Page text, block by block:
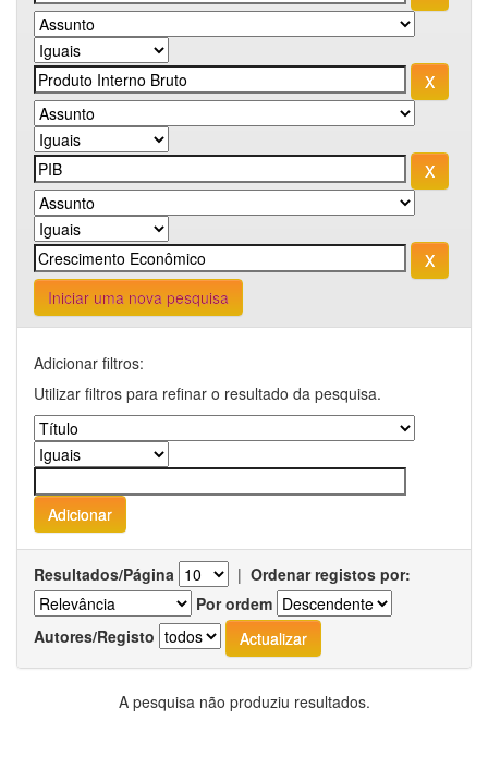
Iniciar uma nova pesquisa
Adicionar filtros:
Utilizar filtros para refinar o resultado da pesquisa.
Resultados/Página | Ordenar registos por:
Por ordem
Autores/Registo
A pesquisa não produziu resultados.